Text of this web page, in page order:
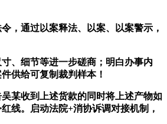
，通过以案释法、以案、以案警示，
、细节等进一步磋商；明白办事内
供给可复制裁判样本！
某收到上述货款的同时将上述产物如
线。启动法院+消协诉调对接机制，